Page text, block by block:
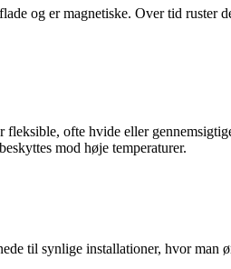
og er magnetiske. Over tid
ofte hvide eller
mod høje temperaturer.
til synlige installationer, hvor